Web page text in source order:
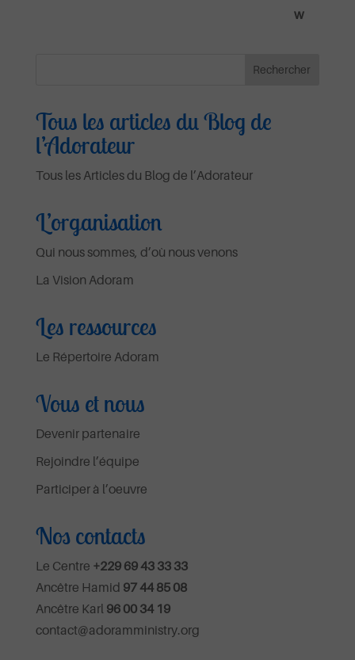
Tous les articles du Blog de
l’Adorateur
Tous les Articles du Blog de l’Adorateur
L’organisation
Qui nous sommes, d’où nous venons
La Vision Adoram
Les ressources
Le Répertoire Adoram
Vous et nous
Devenir partenaire
Rejoindre l’équipe
Participer à l’oeuvre
Nos contacts
Le Centre +229 69 43 33 33
Ancêtre Hamid 97 44 85 08
Ancêtre Karl 96 00 34 19
contact@adoramministry.org